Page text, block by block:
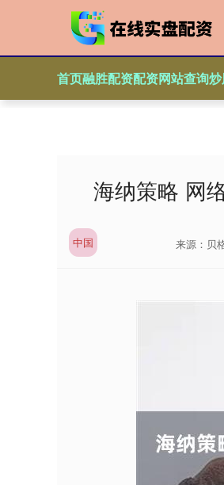
首页融胜配资配资网站查询
海纳策略 网
中国 来源：贝